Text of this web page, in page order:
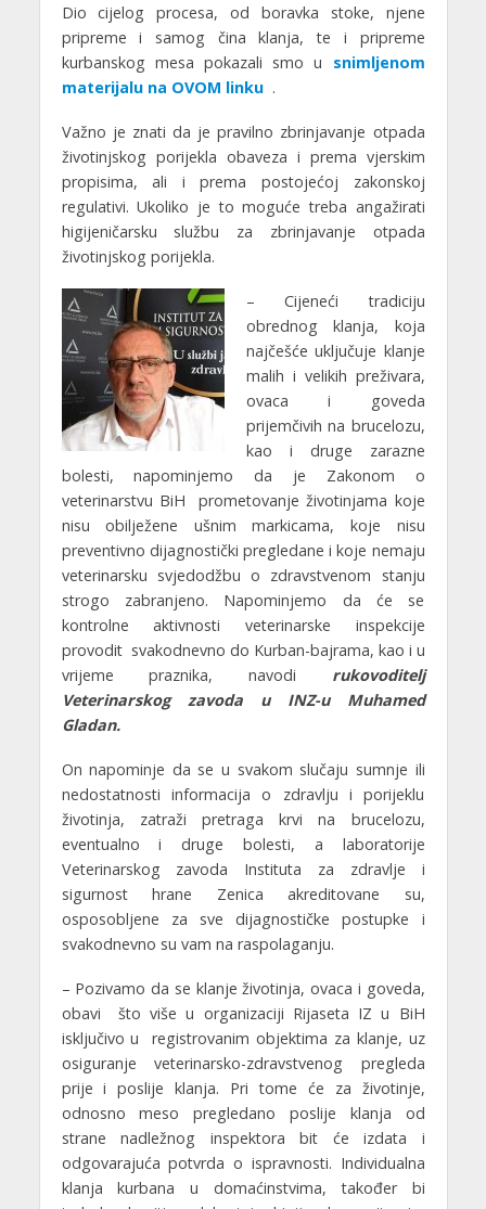
Dio cijelog procesa, od boravka stoke, njene
pripreme i samog čina klanja, te i pripreme
kurbanskog mesa pokazali smo u snimljenom
materijalu na OVOM linku .
Važno je znati da je pravilno zbrinjavanje otpada
životinjskog porijekla obaveza i prema vjerskim
propisima, ali i prema postojećoj zakonskoj
regulativi. Ukoliko je to moguće treba angažirati
higijeničarsku službu za zbrinjavanje otpada
životinjskog porijekla.
– Cijeneći tradiciju
obrednog klanja, koja
najčešće uključuje klanje
malih i velikih preživara,
ovaca i goveda
prijemčivih na brucelozu,
kao i druge zarazne
bolesti, napominjemo da je Zakonom o
veterinarstvu BiH prometovanje životinjama koje
nisu obilježene ušnim markicama, koje nisu
preventivno dijagnostički pregledane i koje nemaju
veterinarsku svjedodžbu o zdravstvenom stanju
strogo zabranjeno. Napominjemo da će se
kontrolne aktivnosti veterinarske inspekcije
provodit svakodnevno do Kurban-bajrama, kao i u
vrijeme praznika, navodi rukovoditelj
Veterinarskog zavoda u INZ-u Muhamed
Gladan.
On napominje da se u svakom slučaju sumnje ili
nedostatnosti informacija o zdravlju i porijeklu
životinja, zatraži pretraga krvi na brucelozu,
eventualno i druge bolesti, a laboratorije
Veterinarskog zavoda Instituta za zdravlje i
sigurnost hrane Zenica akreditovane su,
osposobljene za sve dijagnostičke postupke i
svakodnevno su vam na raspolaganju.
– Pozivamo da se klanje životinja, ovaca i goveda,
obavi što više u organizaciji Rijaseta IZ u BiH
isključivo u registrovanim objektima za klanje, uz
osiguranje veterinarsko-zdravstvenog pregleda
prije i poslije klanja. Pri tome će za životinje,
odnosno meso pregledano poslije klanja od
strane nadležnog inspektora bit će izdata i
odgovarajuća potvrda o ispravnosti. Individualna
klanja kurbana u domaćinstvima, također bi